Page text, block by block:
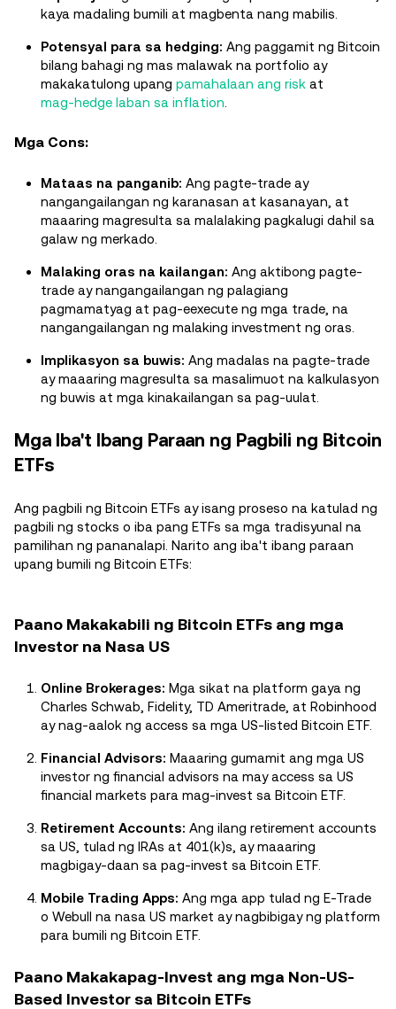
kaya madaling bumili at magbenta nang mabilis.
Potensyal para sa hedging: Ang paggamit ng Bitcoin
bilang bahagi ng mas malawak na portfolio ay
makakatulong upang pamahalaan ang risk at
mag-hedge laban sa inflation
Mga Cons:
Mataas na panganib: Ang pagte-trade ay
nangangailangan ng karanasan at kasanayan, at
maaaring magresulta sa malalaking pagkalugi dahil sa
galaw ng merkado.
Malaking oras na kailangan: Ang aktibong pagte-
trade ay nangangailangan ng palagiang
pagmamatyag at pag-eexecute ng mga trade, na
nangangailangan ng malaking investment ng oras.
Implikasyon sa buwis: Ang madalas na pagte-trade
ay maaaring magresulta sa masalimuot na kalkulasyon
ng buwis at mga kinakailangan sa pag-uulat.
Mga Iba't Ibang Paraan ng Pagbili ng Bitcoin
ETFs
Ang pagbili ng Bitcoin ETFs ay isang proseso na katulad ng
pagbili ng stocks o iba pang ETFs sa mga tradisyunal na
pamilihan ng pananalapi. Narito ang iba't ibang paraan
upang bumili ng Bitcoin ETFs:
Paano Makakabili ng Bitcoin ETFs ang mga
Investor na Nasa US
Online Brokerages: Mga sikat na platform gaya ng
Charles Schwab, Fidelity, TD Ameritrade, at Robinhood
ay nag-aalok ng access sa mga US-listed Bitcoin ETF.
Financial Advisors: Maaaring gumamit ang mga US
investor ng financial advisors na may access sa US
financial markets para mag-invest sa Bitcoin ETF.
Retirement Accounts: Ang ilang retirement accounts
sa US, tulad ng IRAs at 401(k)s, ay maaaring
magbigay-daan sa pag-invest sa Bitcoin ETF.
Mobile Trading Apps: Ang mga app tulad ng E-Trade
o Webull na nasa US market ay nagbibigay ng platform
para bumili ng Bitcoin ETF.
Paano Makakapag-Invest ang mga Non-US-
Based Investor sa Bitcoin ETFs